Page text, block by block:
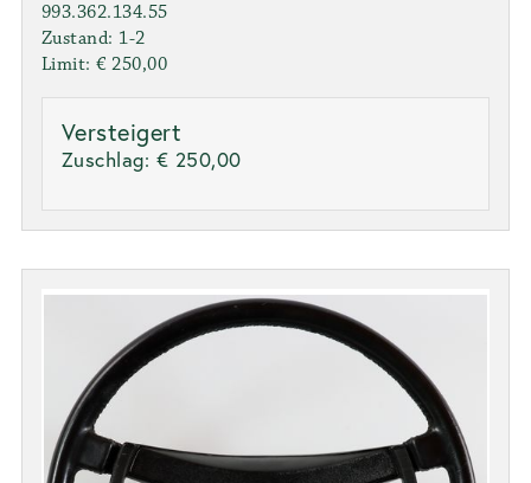
993.362.134.55
Zustand: 1-2
Limit: € 250,00
Versteigert
Zuschlag: € 250,00